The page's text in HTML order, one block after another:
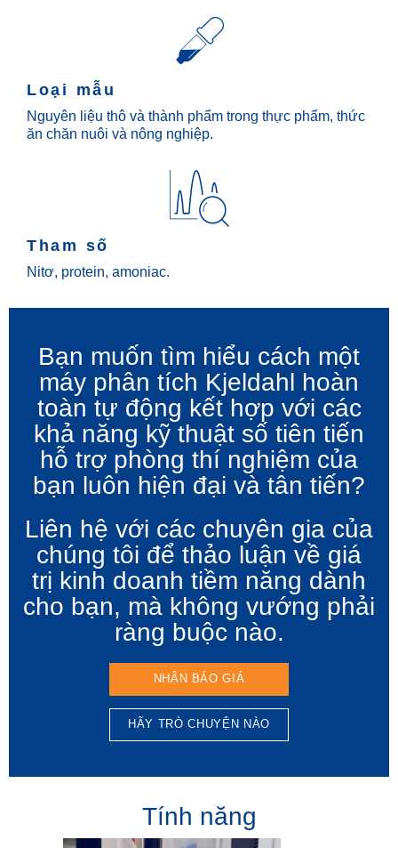
Loại mẫu
Nguyên liệu thô và thành phẩm trong thực phẩm, thức
ăn chăn nuôi và nông nghiệp.
Tham số
Nitơ, protein, amoniac.
Bạn muốn tìm hiểu cách một
máy phân tích Kjeldahl hoàn
toàn tự động kết hợp với các
khả năng kỹ thuật số tiên tiến
hỗ trợ phòng thí nghiệm của
bạn luôn hiện đại và tân tiến?
Liên hệ với các chuyên gia của
chúng tôi để thảo luận về giá
trị kinh doanh tiềm năng dành
cho bạn, mà không vướng phải
ràng buộc nào.
NHẬN BÁO GIÁ
HÃY TRÒ CHUYỆN NÀO
Tính năng